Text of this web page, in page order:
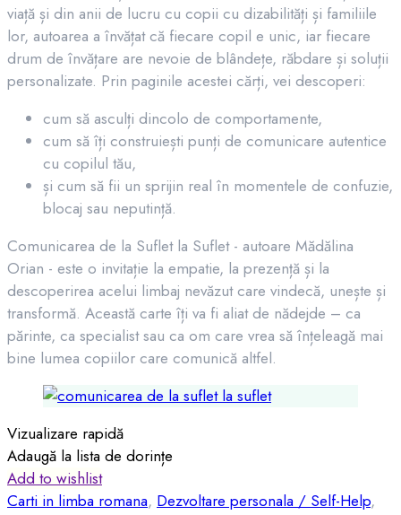
viață și din anii de lucru cu copii cu dizabilități și familiile
lor, autoarea a învățat că fiecare copil e unic, iar fiecare
drum de învățare are nevoie de blândețe, răbdare și soluții
personalizate. Prin paginile acestei cărți, vei descoperi:
cum să asculți dincolo de comportamente,
cum să îți construiești punți de comunicare autentice
cu copilul tău,
și cum să fii un sprijin real în momentele de confuzie,
blocaj sau neputință.
Comunicarea de la Suflet la Suflet - autoare Mădălina
Orian - este o invitație la empatie, la prezență și la
descoperirea acelui limbaj nevăzut care vindecă, unește și
transformă. Această carte îți va fi aliat de nădejde – ca
părinte, ca specialist sau ca om care vrea să înțeleagă mai
bine lumea copiilor care comunică altfel.
Vizualizare rapidă
Adaugă la lista de dorințe
Add to wishlist
Carti in limba romana, Dezvoltare personala / Self-Help,